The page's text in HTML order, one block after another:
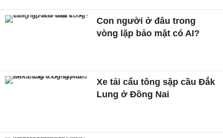
Con người ở đâu trong
vòng lặp bảo mật có AI?
Xe tải cẩu tông sập cầu Đắk
Lung ở Đồng Nai